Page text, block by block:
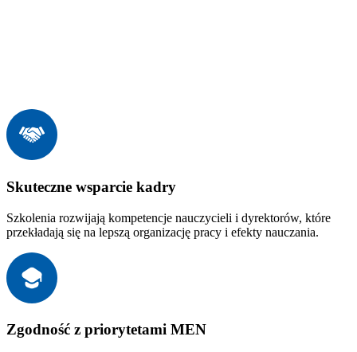
Skuteczne wsparcie kadry
Szkolenia rozwijają kompetencje nauczycieli i dyrektorów, które
przekładają się na lepszą organizację pracy i efekty nauczania.
Zgodność z priorytetami MEN